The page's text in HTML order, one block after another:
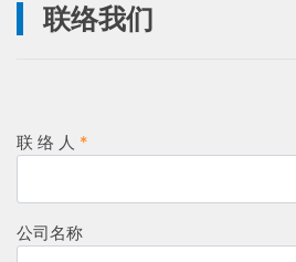
联络我们
联 络 人 *
公司名称